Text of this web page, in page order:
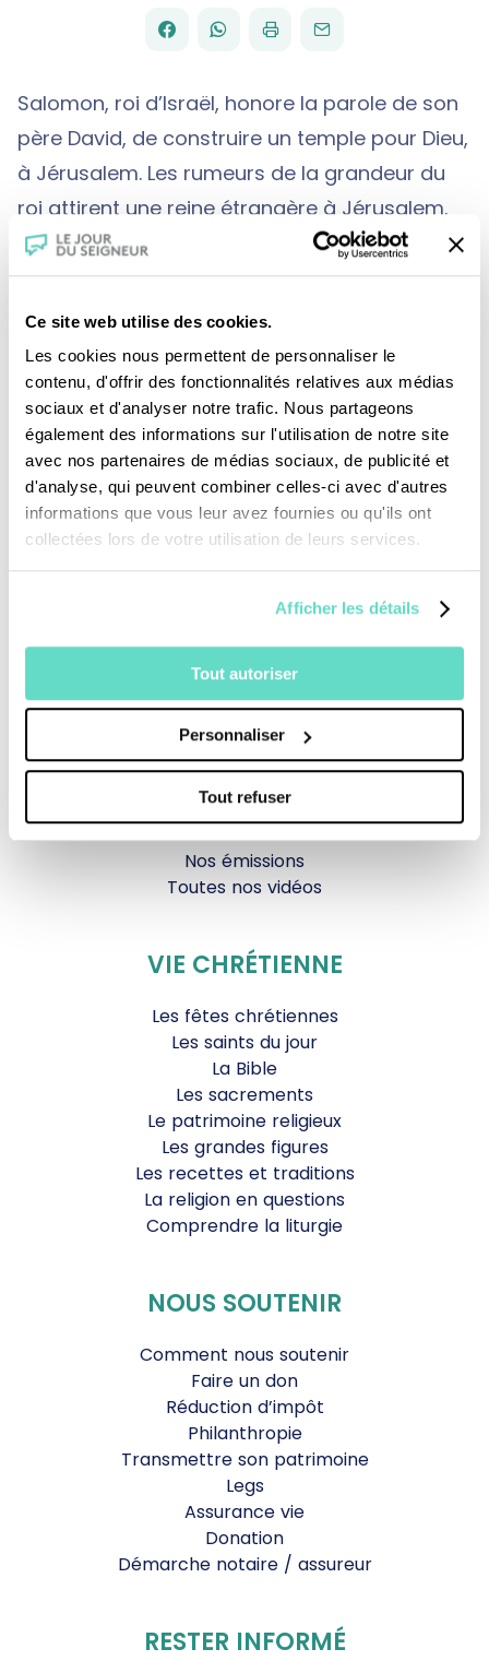
Ce site web utilise des cookies.
Les cookies nous permettent de personnaliser le
contenu, d'offrir des fonctionnalités relatives aux médias
sociaux et d'analyser notre trafic. Nous partageons
également des informations sur l'utilisation de notre site
avec nos partenaires de médias sociaux, de publicité et
d'analyse, qui peuvent combiner celles-ci avec d'autres
informations que vous leur avez fournies ou qu'ils ont
collectées lors de votre utilisation de leurs services.
Afficher les détails
Tout autoriser
Personnaliser
Tout refuser
PARTAGER
FACEBOOK
PARTAGER
WHATSAPP
IMPRIMERENVOYER
PAR
EMAIL
Salomon, roi d’Israël, honore la parole de son
père David, de construire un temple pour Dieu,
à Jérusalem. Les rumeurs de la grandeur du
roi attirent une reine étrangère à Jérusalem.
Elle est curieuse de la sagesse de Salomon…
Je fais un don
Revoir la messe du 09 août 2026
TOUS NOS PROGRAMMES
La messe
Magazine Le Jour du Seigneur
Documentaires
Parole Inattendue
Tous Frères
Agenda Culturel
JDS.tv
Nos émissions
Toutes nos vidéos
VIE CHRÉTIENNE
Les fêtes chrétiennes
Les saints du jour
La Bible
Les sacrements
Le patrimoine religieux
Les grandes figures
Les recettes et traditions
La religion en questions
Comprendre la liturgie
NOUS SOUTENIR
Comment nous soutenir
Faire un don
Réduction d’impôt
Philanthropie
Transmettre son patrimoine
Legs
Assurance vie
Donation
Démarche notaire / assureur
RESTER INFORMÉ